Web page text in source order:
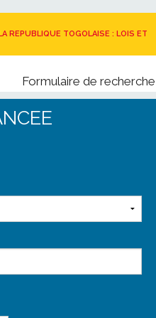
REPUBLIQUE TOGOLAISE : LOIS ET
Formulaire de recherche
Rechercher